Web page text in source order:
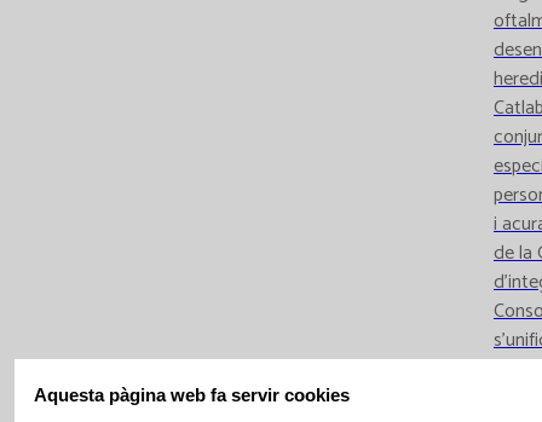
i
de la
de
Aquesta pàgina web fa servir cookies